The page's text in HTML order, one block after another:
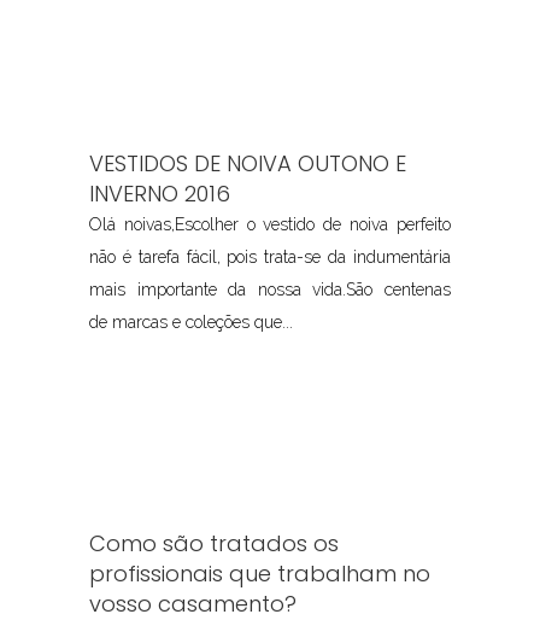
VESTIDOS DE NOIVA OUTONO E
INVERNO 2016
Olá noivas,Escolher o vestido de noiva perfeito
não é tarefa fácil, pois trata-se da indumentária
mais importante da nossa vida.São centenas
de marcas e coleções que...
Como são tratados os
profissionais que trabalham no
vosso casamento?